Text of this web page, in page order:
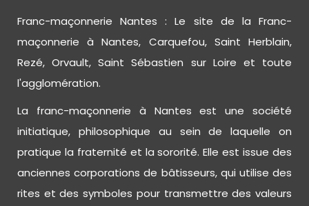
Franc-maçonnerie Nantes : Le site de la Franc-
maçonnerie à Nantes, Carquefou, Saint Herblain,
Rezé, Orvault, Saint Sébastien sur Loire et toute
l'agglomération.
La franc-maçonnerie à Nantes est une société
initiatique, philosophique au sein de laquelle on
pratique la fraternité et la sororité. Elle est issue des
anciennes corporations de bâtisseurs, qui utilise des
rites et des symboles pour transmettre des valeurs